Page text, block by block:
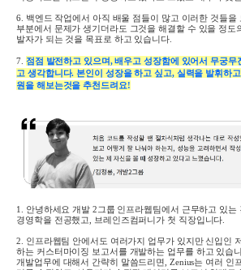
6. 백엔드 작업에서 아직 배울 점들이 많고 이러한 것들을
부분에서 문제가 생기더라도 그것을 해결할 수 있을 정도
발자가 되는 것을 목표로 하고 있습니다.
7. 점점 발전하고 있으며, 배우고 성장함에 있어서 무궁무
고 생각합니다.본인이 성장을 하고 싶고, 실력을 발휘하
원을 해보는것을 추천드려요!
1. 안녕하세요 개발 2그룹 인프라웹팀에서 근무하고 있는
경영학을 전공했고, 브레인즈컴퍼니가 첫 직장입니다.
2. 인프라웹팀 안에서도 여러가지 업무가 있지만 신입인
하는 커스터마이징 보고서를 개발하는 업무를 하고 있습
개발업무에 대해서 간략히 말씀드리면 , Zenius는 여러 인